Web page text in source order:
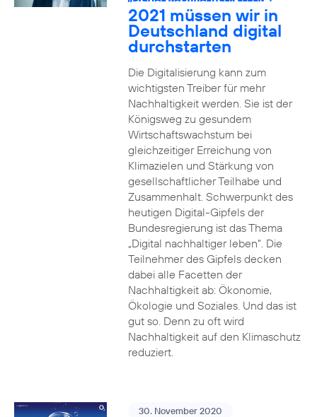
2021 müssen wir in
Deutschland digital
durchstarten
Die Digitalisierung kann zum
wichtigsten Treiber für mehr
Nachhaltigkeit werden. Sie ist der
Königsweg zu gesundem
Wirtschaftswachstum bei
gleichzeitiger Erreichung von
Klimazielen und Stärkung von
gesellschaftlicher Teilhabe und
Zusammenhalt. Schwerpunkt des
heutigen Digital-Gipfels der
Bundesregierung ist das Thema
„Digital nachhaltiger leben“. Die
Teilnehmer des Gipfels decken
dabei alle Facetten der
Nachhaltigkeit ab: Ökonomie,
Ökologie und Soziales. Und das ist
gut so. Denn zu oft wird
Nachhaltigkeit auf den Klimaschutz
reduziert.
30. November 2020